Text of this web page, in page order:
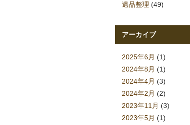
遺品整理 (49)
アーカイブ
2025年6月 (1)
2024年8月 (1)
2024年4月 (3)
2024年2月 (2)
2023年11月 (3)
2023年5月 (1)